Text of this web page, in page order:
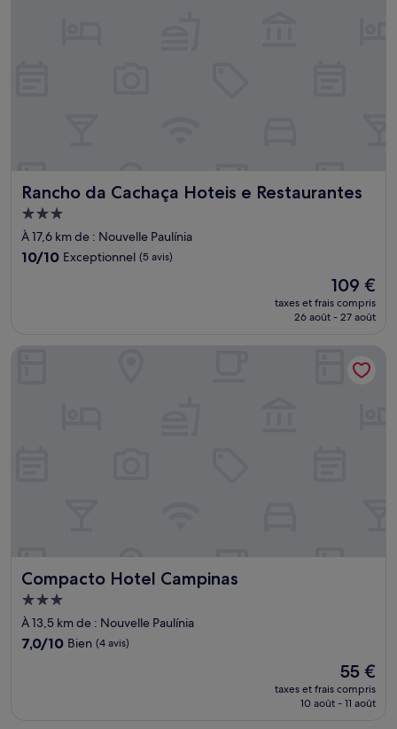
Rancho da Cachaça Hoteis e Restaurantes
Rancho da Cachaça Hoteis e Restaurantes
Hébergement
3.0 étoiles
À 17,6 km de : Nouvelle Paulínia
10.0
10/10 Exceptionnel (5 avis)
Le
nouveau
prix
de
109 €
109 €
taxes et frais compris
26 août - 27 août
Compacto Hotel Campinas
Compacto Hotel Campinas
Hébergement
3.0 étoiles
À 13,5 km de : Nouvelle Paulínia
7.0
7,0/10 Bien (4 avis)
Le
nouveau
prix
55 €
taxes et frais compris
10 août - 11 août